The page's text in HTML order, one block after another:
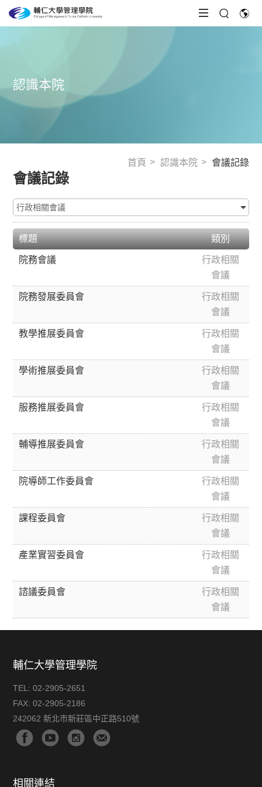
認識本院
首頁 認識本院 會議記錄
會議記錄
標題 類別
院務會議
行政相關
會議
院務發展委員會
行政相關
會議
教學推展委員會
行政相關
會議
學術推展委員會
行政相關
會議
服務推展委員會
行政相關
會議
輔導推展委員會
行政相關
會議
院導師工作委員會
行政相關
會議
課程委員會
行政相關
會議
產業實習委員會
行政相關
會議
諮議委員會
行政相關
會議
輔仁大學管理學院
TEL:02-2905-2651
FAX:02-2905-2186
242062 新北市新莊區中正路510號
相關連結